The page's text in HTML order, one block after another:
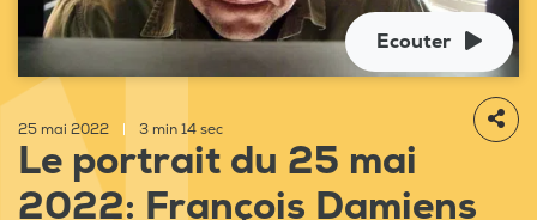
Ecouter
25 mai 2022 3 min 14 sec
Le portrait du 25 mai
2022: François Damiens